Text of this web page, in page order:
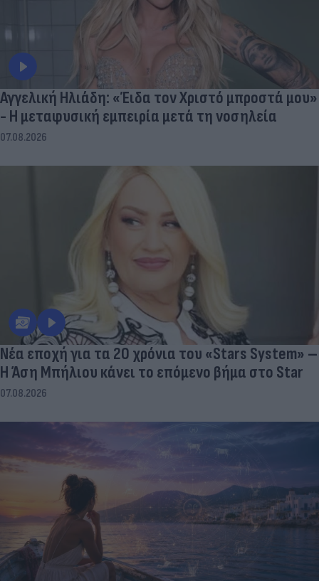
Αγγελική Ηλιάδη: «Έιδα τον Χριστό μπροστά μου»
- Η μεταφυσική εμπειρία μετά τη νοσηλεία
07.08.2026
Νέα εποχή για τα 20 χρόνια του «Stars System» –
Η Άση Μπήλιου κάνει το επόμενο βήμα στο Star
07.08.2026